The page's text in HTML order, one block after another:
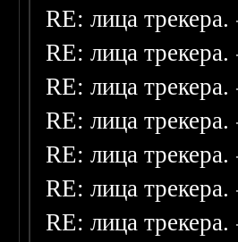
RE: лица трекера.
RE: лица трекера.
RE: лица трекера.
RE: лица трекера.
RE: лица трекера.
RE: лица трекера.
RE: лица трекера.